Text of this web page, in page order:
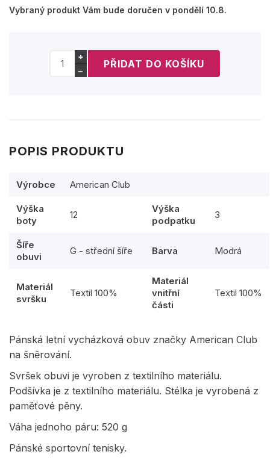
Vybraný produkt Vám bude doručen v pondělí 10.8.
+
−
POPIS PRODUKTU
Výrobce American Club
Výška
boty
12
Výška
podpatku
3
Šíře
obuvi
G - střední šíře Barva Modrá
Materiál
svršku
Textil 100%
Materiál
vnitřní
části
Textil 100%
Pánská letní vycházková obuv značky American Club
na šněrování.
Svršek obuvi je vyroben z textilního materiálu.
Podšívka je z textilního materiálu. Stélka je vyrobená z
paměťové pěny.
Váha jednoho páru: 520 g
Pánské sportovní tenisky.